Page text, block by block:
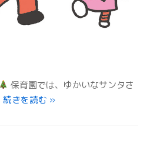
保育園では、ゆかいなサンタさ
続きを読む »